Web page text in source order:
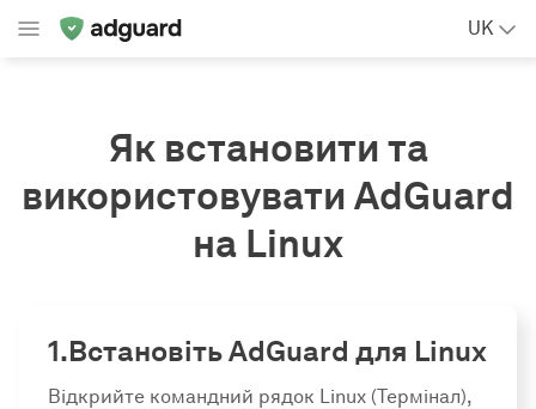
UK
Як встановити та
використовувати AdGuard
на Linux
Встановіть AdGuard для Linux
Відкрийте командний рядок Linux (Термінал),